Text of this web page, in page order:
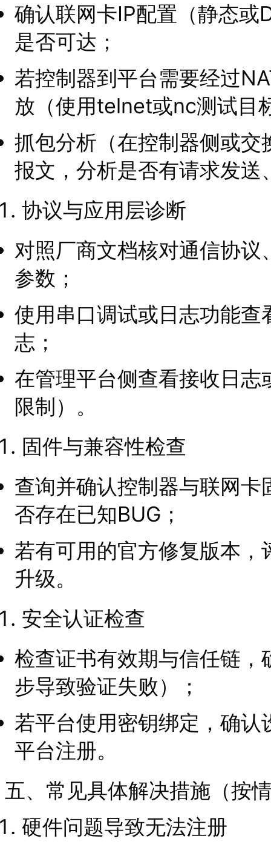
确认联网卡IP配置（静态
是否可达；
若控制器到平台需要经过
放（使用telnet或nc测试目
抓包分析（在控制器侧或
报文，分析是否有请求发
协议与应用层诊断
对照厂商文档核对通信协
参数；
使用串口调试或日志功能
志；
在管理平台侧查看接收日
限制）。
固件与兼容性检查
查询并确认控制器与联网
否存在已知BUG；
若有可用的官方修复版本
升级。
安全认证检查
检查证书有效期与信任链
步导致验证失败）；
若平台使用密钥绑定，确
平台注册。
五、常见具体解决措施（按
硬件问题导致无法注册